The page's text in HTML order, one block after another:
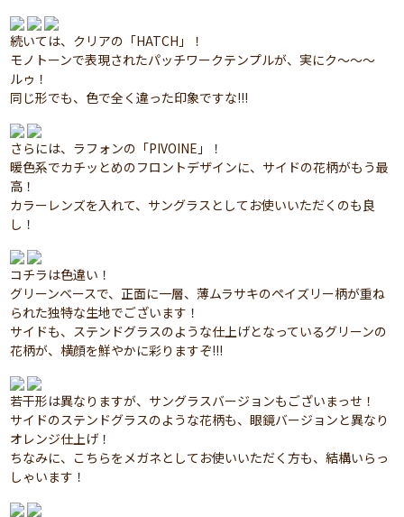
続いては、クリアの「HATCH」！
モノトーンで表現されたパッチワークテンプルが、実にク～～～
ルゥ！
同じ形でも、色で全く違った印象ですな!!!
さらには、ラフォンの「PIVOINE」！
暖色系でカチッとめのフロントデザインに、サイドの花柄がもう最
高！
カラーレンズを入れて、サングラスとしてお使いいただくのも良
し！
コチラは色違い！
グリーンベースで、正面に一層、薄ムラサキのペイズリー柄が重ね
られた独特な生地でございます！
サイドも、ステンドグラスのような仕上げとなっているグリーンの
花柄が、横顔を鮮やかに彩りますぞ!!!
若干形は異なりますが、サングラスバージョンもございまっせ！
サイドのステンドグラスのような花柄も、眼鏡バージョンと異なり
オレンジ仕上げ！
ちなみに、こちらをメガネとしてお使いいただく方も、結構いらっ
しゃいます！